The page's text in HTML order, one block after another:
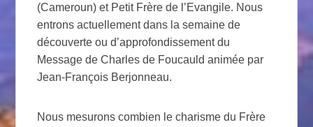
(Cameroun) et Petit Frère de l’Evangile. Nous
entrons actuellement dans la semaine de
découverte ou d’approfondissement du
Message de Charles de Foucauld animée par
Jean-François Berjonneau.
Nous mesurons combien le charisme du Frère